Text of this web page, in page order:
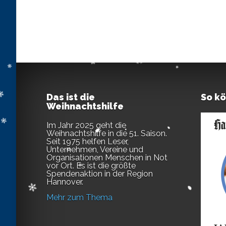
Das ist die
Weihnachtshilfe
Im Jahr 2025 geht die
Weihnachtshilfe in die 51. Saison.
Seit 1975 helfen Leser,
Unternehmen, Vereine und
Organisationen Menschen in Not
vor Ort. Es ist die größte
Spendenaktion in der Region
Hannover.
Mehr zum Thema
So